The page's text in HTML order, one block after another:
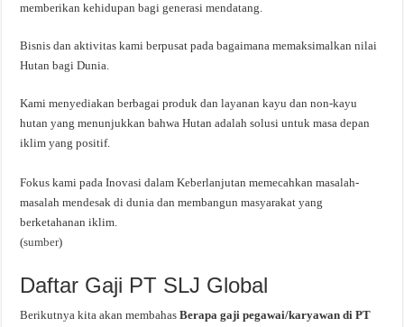
memberikan kehidupan bagi generasi mendatang.
Bisnis dan aktivitas kami berpusat pada bagaimana memaksimalkan nilai
Hutan bagi Dunia.
Kami menyediakan berbagai produk dan layanan kayu dan non-kayu
hutan yang menunjukkan bahwa Hutan adalah solusi untuk masa depan
iklim yang positif.
Fokus kami pada Inovasi dalam Keberlanjutan memecahkan masalah-
masalah mendesak di dunia dan membangun masyarakat yang
berketahanan iklim.
(sumber)
Daftar Gaji PT SLJ Global
Berikutnya kita akan membahasBerapa gaji pegawai/karyawan di PT